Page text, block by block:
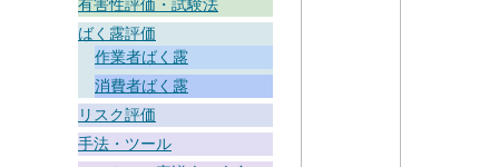
有害性評価・試験法
ばく露評価
作業者ばく露
消費者ばく露
リスク評価
手法・ツール